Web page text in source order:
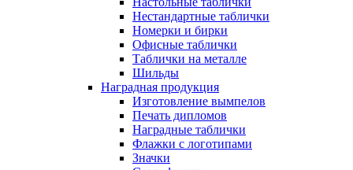
Нестандартные таблички
Номерки и бирки
Офисные таблички
Таблички на металле
Шильды
Наградная продукция
Изготовление вымпелов
Печать дипломов
Наградные таблички
Флажки с логотипами
Значки